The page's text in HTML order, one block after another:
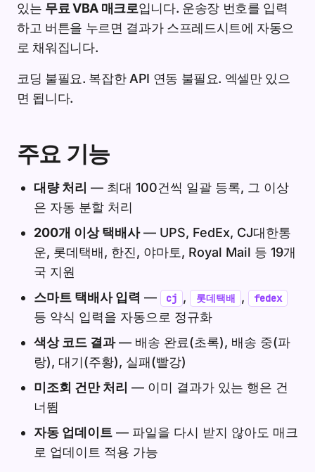
있는 무료 VBA 매크로입니다. 운송장 번호를 입력
하고 버튼을 누르면 결과가 스프레드시트에 자동으
로 채워집니다.
코딩 불필요. 복잡한 API 연동 불필요. 엑셀만 있으
면 됩니다.
주요 기능
대량 처리 — 최대 100건씩 일괄 등록, 그 이상
은 자동 분할 처리
200개 이상 택배사— UPS, FedEx, CJ대한통
운, 롯데택배, 한진, 야마토, Royal Mail 등 19개
국 지원
스마트 택배사 입력 — cj , 롯데택배 , fedex
등 약식 입력을 자동으로 정규화
색상 코드 결과— 배송 완료(초록), 배송 중(파
랑), 대기(주황), 실패(빨강)
미조회 건만 처리 — 이미 결과가 있는 행은 건
너뜀
자동 업데이트 — 파일을 다시 받지 않아도 매크
로 업데이트 적용 가능